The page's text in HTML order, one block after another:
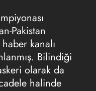
Pakistan
kanalı
Bilindiği
olarak da
halinde